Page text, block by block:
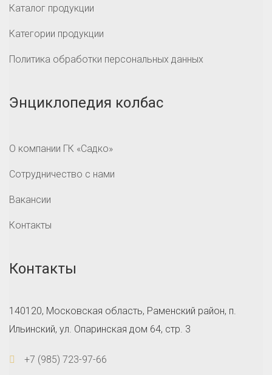
Каталог продукции
Категории продукции
Политика обработки персональных данных
Энциклопедия колбас
О компании ГК «Садко»
Сотрудничество с нами
Вакансии
Контакты
Контакты
140120, Московская область, Раменский район, п.
Ильинский, ул. Опаринская дом 64, стр. 3
+7 (985) 723-97-66